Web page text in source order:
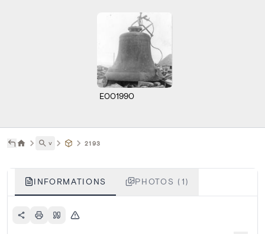
E001990
˅ 2193
INFORMATIONS PHOTOS (1)